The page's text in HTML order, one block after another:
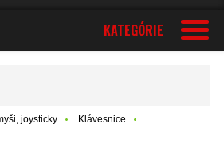
KATEGÓRIE
joysticky
Klávesnice